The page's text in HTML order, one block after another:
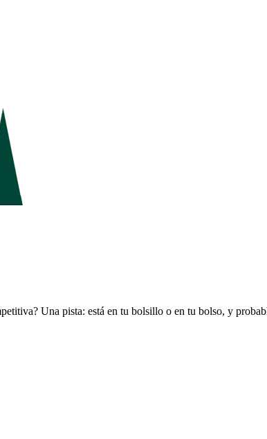
Una pista: está en tu bolsillo o en tu bolso, y